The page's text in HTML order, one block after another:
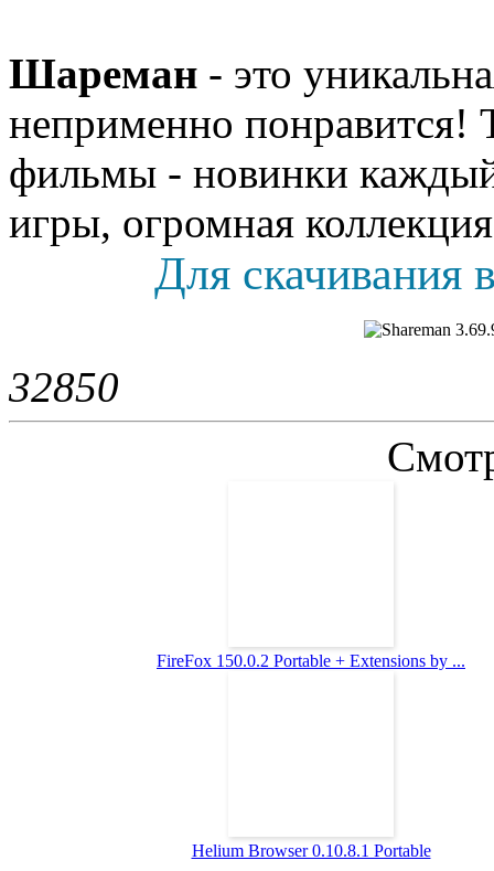
Шареман - это
неприменно понравится!
фильмы - новинки
игры, огромная
Для скачивания
32850
FireFox 150.0.2 Portable + Extensions by ...
Helium Browser 0.10.8.1 Portable